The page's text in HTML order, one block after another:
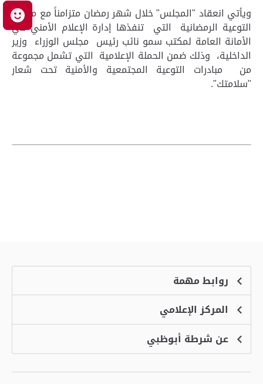
ويأتي انعقاد "المجلس" خلال شهر رمضان متزامناً مع مبادرة
التوعية الرمضانية التي تنفذها إدارة الإعلام الأمني في
الأمانة العامة لمكتب سمو نائب رئيس مجلس الوزراء وزير
الداخلية، وذلك ضمن الحملة الإعلامية التي تشمل مجموعة
من مبادرات التوعية المجتمعية والأمنية تحت شعار
"سلامتك".
روابط مهمة
الشكاوى
منصة التوظيف الذكية
الاسئلة الشائعة
خدمة أمان
المركز الإعلامي
الأخبارعن شرطة أبوظبي
الرؤية والرسالة والقيم